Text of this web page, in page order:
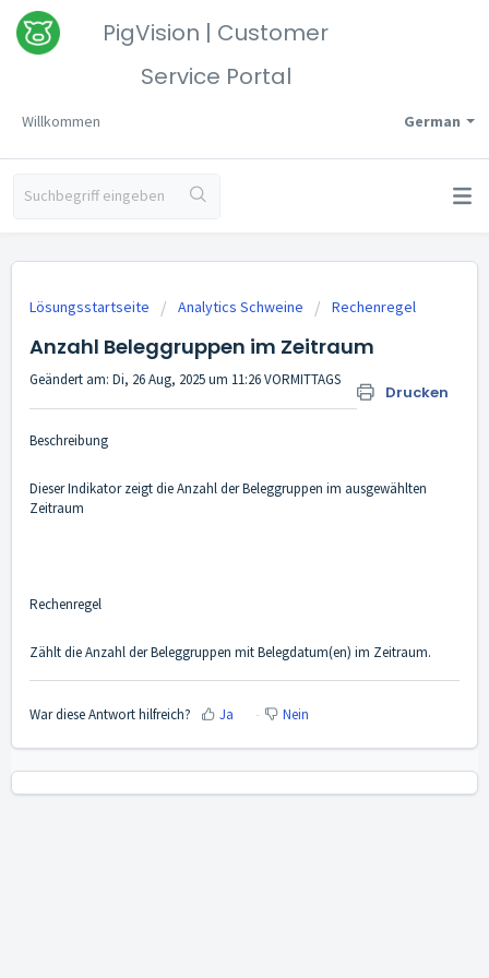
PigVision | Customer
Service Portal
German
Willkommen
Lösungsstartseite Analytics Schweine Rechenregel
Anzahl Beleggruppen im Zeitraum
Drucken
Geändert am: Di, 26 Aug, 2025 um 11:26 VORMITTAGS
Beschreibung
Dieser Indikator zeigt die Anzahl der Beleggruppen im ausgewählten
Zeitraum
Rechenregel
Zählt die Anzahl der Beleggruppen mit Belegdatum(en) im Zeitraum.
War diese Antwort hilfreich? Ja Nein